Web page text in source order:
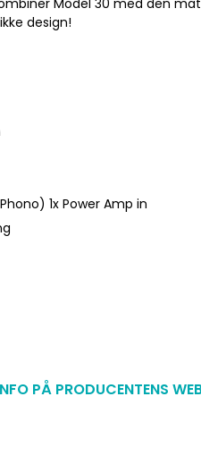
Model 30 med den
design!
1x Power Amp in
PÅ PRODUCENTENS